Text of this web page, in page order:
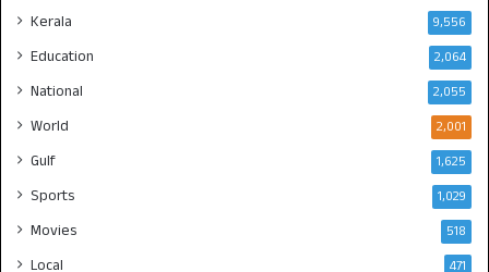
Kerala 9,556
Education 2,064
National 2,055
World 2,001
Gulf 1,625
Sports 1,029
Movies 518
Local 471